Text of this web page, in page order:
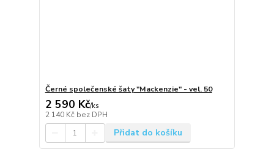
Černé společenské šaty "Mackenzie" - vel. 50
2 590 Kč/ks
2 140 Kč bez DPH
Přidat do košíku